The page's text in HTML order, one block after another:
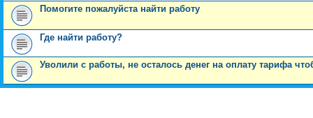
Помогите пожалуйста найти работу
Где найти работу?
Уволили с работы, не осталось денег на оплату тарифа